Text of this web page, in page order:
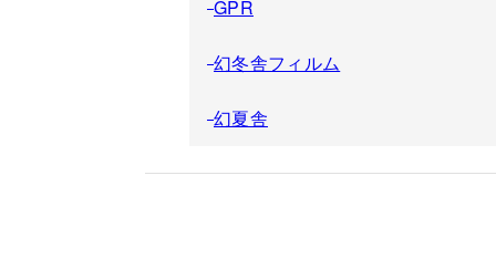
GPR
幻冬舎フィルム
幻夏舎